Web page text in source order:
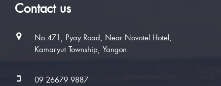
Contact us
No 471, Pyay Road, Near Novotel Hotel,
Kamaryut Township, Yangon.
09 26679 9887